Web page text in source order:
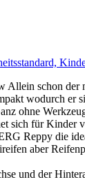
schon
wodurch er
ohne
sich für Kinder
Reppy die
aber
und der